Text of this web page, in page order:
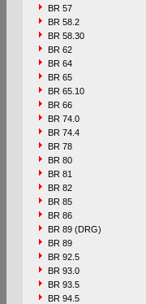
BR 57
BR 58.2
BR 58.30
BR 62
BR 64
BR 65
BR 65.10
BR 66
BR 74.0
BR 74.4
BR 78
BR 80
BR 81
BR 82
BR 85
BR 86
BR 89 (DRG)
BR 89
BR 92.5
BR 93.0
BR 93.5
BR 94.5